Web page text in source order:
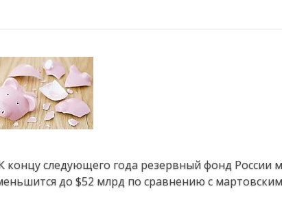
следующего года резервный фонд России
до $52 млрд по сравнению с мартовским